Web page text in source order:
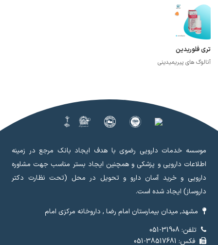
تری فلوریدین
آنالوگ های پیریمیدینی
موسسه خدمات دارویی رضوی با هدف ایجاد بانک مرجع در زمینه
اطلاعات دارویی و پزشکی و همچنین ایجاد بستر مناسب جهت مشاوره
دارویی و خرید آسان دارو و تحویل در محل (تحت نظارت دکتر
داروساز) ایجاد شده است.
مشهد, میدان بیمارستان امام رضا , داروخانه مرکزی امام
تلفن: 31908-051
فکس: 38517681-051